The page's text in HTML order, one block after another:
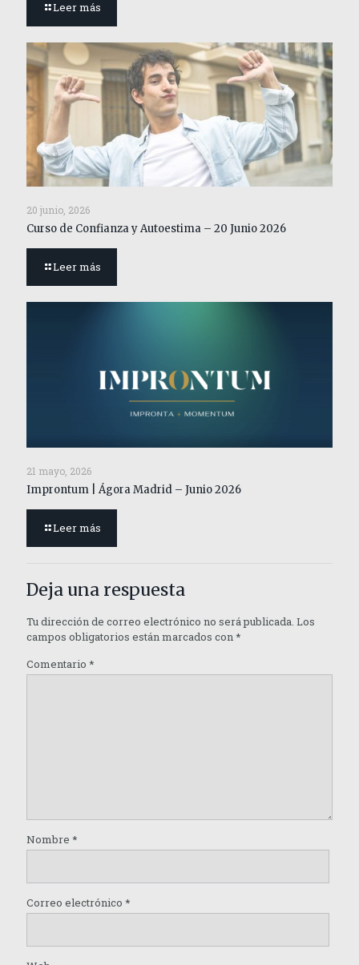
Leer más
20 junio, 2026
Curso de Confianza y Autoestima – 20 Junio 2026
Leer más
21 mayo, 2026
Improntum | Ágora Madrid – Junio 2026
Leer más
Deja una respuesta
Tu dirección de correo electrónico no será publicada. Los
campos obligatorios están marcados con*
Comentario *
Nombre *
Correo electrónico *